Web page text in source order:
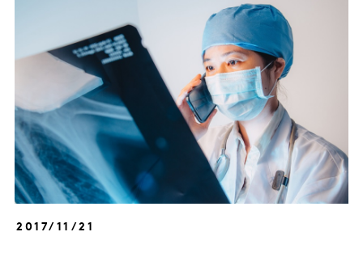
2017/11/21